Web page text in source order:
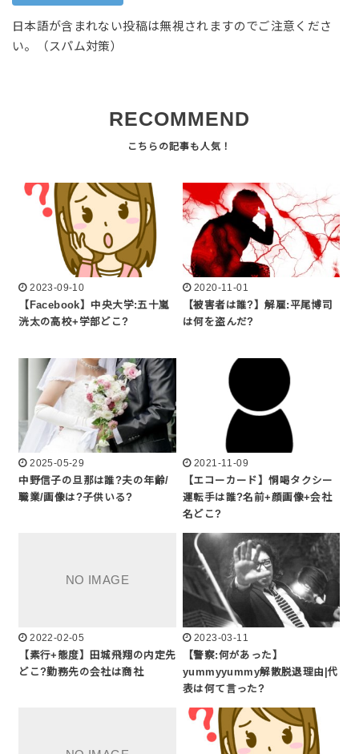
日本語が含まれない投稿は無視されますのでご注意くださ
い。（スパム対策）
RECOMMEND
2023-09-10
【Facebook】中央大学:五十嵐
洸太の高校+学部どこ?
2020-11-01
【被害者は誰?】解雇:平尾博司
は何を盗んだ?
2025-05-29
中野信子の旦那は誰?夫の年齢/
職業/画像は?子供いる?
2021-11-09
【エコーカード】恫喝タクシー
運転手は誰?名前+顔画像+会社
名どこ?
2022-02-05
【素行+態度】田城飛翔の内定先
どこ?勤務先の会社は商社
2023-03-11
【警察:何があった】
yummyyummy解散脱退理由|代
表は何て言った?